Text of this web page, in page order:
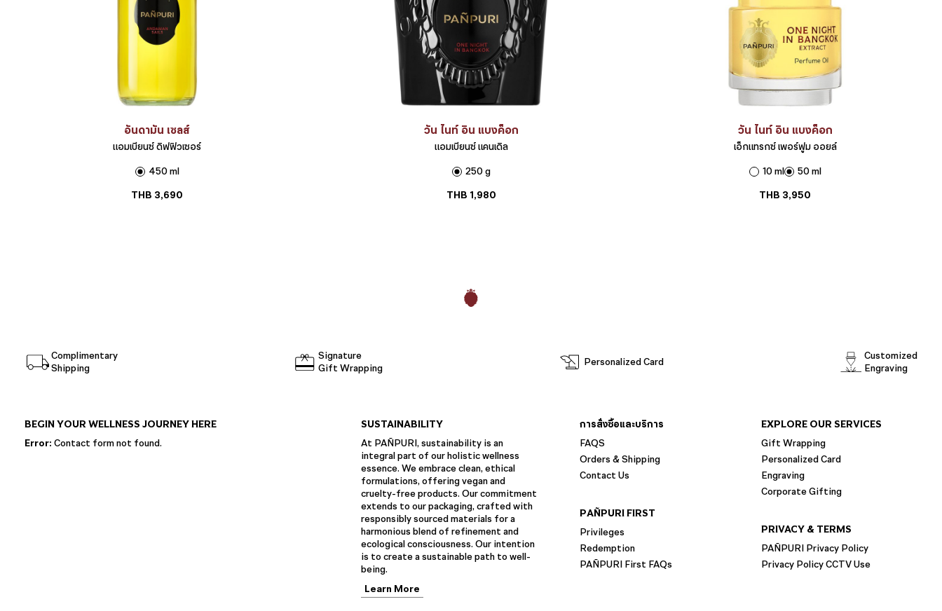
อันดามัน เซลส์
แอมเบียนซ์ ดิฟฟิวเซอร์
450 ml
THB 3,690
วัน ไนท์ อิน แบงค็อก
แอมเบียนซ์ แคนเดิล
250 g
THB 1,980
วัน ไนท์ อิน แบงค็อก
เอ็กแทรกซ์ เพอร์ฟูม ออยล์
10 ml
50 ml
THB 3,950
Complimentary
Shipping
Signature
Gift Wrapping
Personalized Card
Customized
Engraving
SUSTAINABILITY
At PAÑPURI, sustainability is an
integral part of our holistic wellness
essence. We embrace clean, ethical
formulations, offering vegan and
cruelty-free products. Our commitment
extends to our packaging, crafted with
responsibly sourced materials for a
harmonious blend of refinement and
ecological consciousness. Our intention
is to create a sustainable path to well-
being.
Learn More
การสั่งซื้อและบริการ
FAQS
Orders & Shipping
Contact Us
EXPLORE OUR SERVICES
Gift Wrapping
Personalized Card
Engraving
Corporate Gifting
PAÑPURI FIRST
Privileges
Redemption
PAÑPURI First FAQs
PRIVACY & TERMS
PAÑPURI Privacy Policy
Privacy Policy CCTV Use
BEGIN YOUR WELLNESS JOURNEY HERE
Error:Contact form not found.